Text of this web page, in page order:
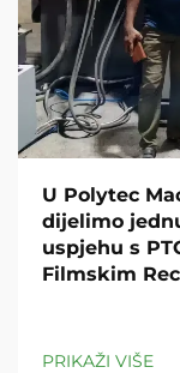
U Polytec
dijelimo
uspjehu s
Filmskim
PRIKAŽI VIŠE